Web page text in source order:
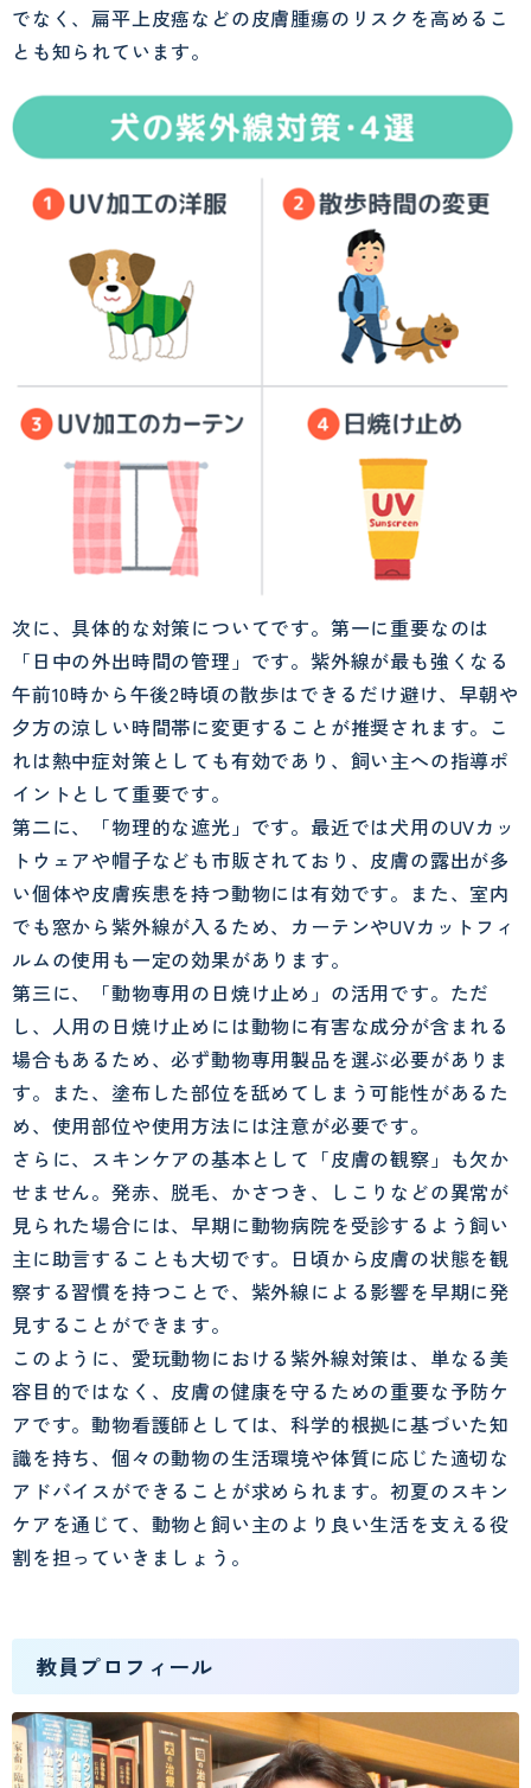
でなく、扁平上皮癌などの皮膚腫瘍のリスクを高めるこ
とも知られています。
次に、具体的な対策についてです。第一に重要なのは
「日中の外出時間の管理」です。紫外線が最も強くなる
午前10時から午後2時頃の散歩はできるだけ避け、早朝や
夕方の涼しい時間帯に変更することが推奨されます。こ
れは熱中症対策としても有効であり、飼い主への指導ポ
イントとして重要です。
第二に、「物理的な遮光」です。最近では犬用のUVカッ
トウェアや帽子なども市販されており、皮膚の露出が多
い個体や皮膚疾患を持つ動物には有効です。また、室内
でも窓から紫外線が入るため、カーテンやUVカットフィ
ルムの使用も一定の効果があります。
第三に、「動物専用の日焼け止め」の活用です。ただ
し、人用の日焼け止めには動物に有害な成分が含まれる
場合もあるため、必ず動物専用製品を選ぶ必要がありま
す。また、塗布した部位を舐めてしまう可能性があるた
め、使用部位や使用方法には注意が必要です。
さらに、スキンケアの基本として「皮膚の観察」も欠か
せません。発赤、脱毛、かさつき、しこりなどの異常が
見られた場合には、早期に動物病院を受診するよう飼い
主に助言することも大切です。日頃から皮膚の状態を観
察する習慣を持つことで、紫外線による影響を早期に発
見することができます。
このように、愛玩動物における紫外線対策は、単なる美
容目的ではなく、皮膚の健康を守るための重要な予防ケ
アです。動物看護師としては、科学的根拠に基づいた知
識を持ち、個々の動物の生活環境や体質に応じた適切な
アドバイスができることが求められます。初夏のスキン
ケアを通じて、動物と飼い主のより良い生活を支える役
割を担っていきましょう。
教員プロフィール